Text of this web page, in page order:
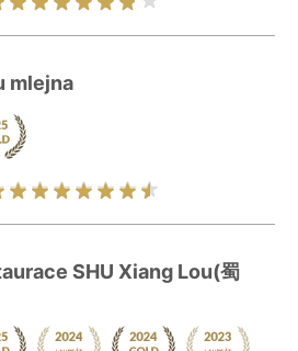
mlejna
SHU Xiang Lou(蜀